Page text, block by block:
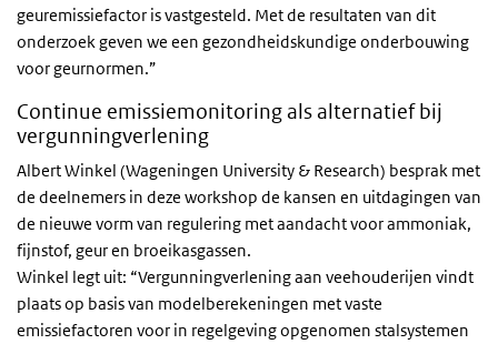
geuremissiefactor is vastgesteld. Met de resultaten van dit
onderzoek geven we een gezondheidskundige onderbouwing
voor geurnormen.”
Continue emissiemonitoring als alternatief bij
vergunningverlening
Albert Winkel (Wageningen University & Research) besprak met
de deelnemers in deze workshop de kansen en uitdagingen van
de nieuwe vorm van regulering met aandacht voor ammoniak,
fijnstof, geur en broeikasgassen.
Winkel legt uit: “Vergunningverlening aan veehouderijen vindt
plaats op basis van modelberekeningen met vaste
emissiefactoren voor in regelgeving opgenomen stalsystemen